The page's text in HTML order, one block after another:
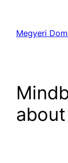
tartalomhoz
Megyeri